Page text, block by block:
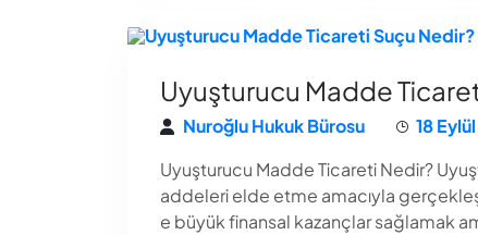
Uyuşturucu Madde
Nuroğlu Hukuk Bürosu
18
Uyuşturucu Madde Ticareti Nedir?
addeleri elde etme amacıyla
e büyük finansal kazançlar sağlamak